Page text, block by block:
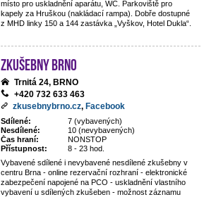
místo pro uskladnění aparátu, WC. Parkoviště pro
kapely za Hruškou (nakládací rampa). Dobře dostupné
z MHD linky 150 a 144 zastávka „Vyškov, Hotel Dukla“.
Zkušebny Brno
Trnitá 24, BRNO
+420 732 633 463
zkusebnybrno.cz, Facebook
Sdílené:
7 (vybavených)
Nesdílené:
10 (nevybavených)
Čas hraní:
NONSTOP
Přístupnost:
8 - 23 hod.
Vybavené sdílené i nevybavené nesdílené zkušebny v
centru Brna - online rezervační rozhraní - elektronické
zabezpečení napojené na PCO - uskladnění vlastního
vybavení u sdílených zkušeben - možnost záznamu